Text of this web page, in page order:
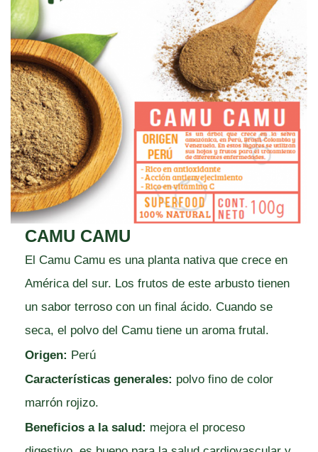
CAMU CAMU
El Camu Camu es una planta nativa que crece en
América del sur. Los frutos de este arbusto tienen
un sabor terroso con un final ácido. Cuando se
seca, el polvo del Camu tiene un aroma frutal.
Origen: Perú
Características generales: polvo fino de color
marrón rojizo.
Beneficios a la salud: mejora el proceso